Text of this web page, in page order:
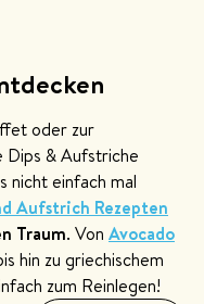
oder zur
Dips & Aufstriche
nicht einfach mal
Aufstrich Rezepten
Traum. Von Avocado
hin zu griechischem
zum Reinlegen!